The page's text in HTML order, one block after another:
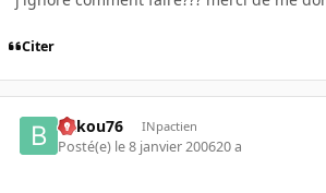
Citer
bakou76 INpactien
Posté(e) le 8 janvier 200620 a